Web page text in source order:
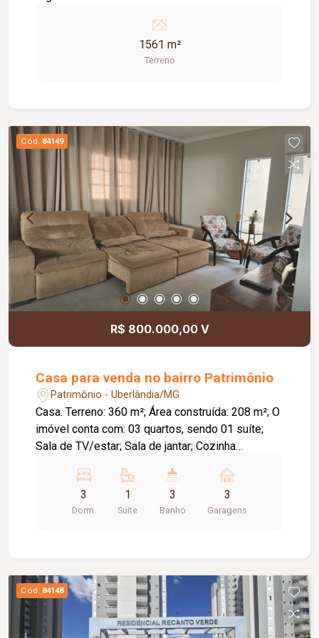
1561 m²
Terreno
Cód. 84149
R$ 800.000,00 V
Casa para venda no bairro Patrimônio
Patrimônio - Uberlândia/MG
Casa. Terreno: 360 m²; Área construída: 208 m²; O
imóvel conta com: 03 quartos, sendo 01 suíte;
Sala de TV/estar; Sala de jantar; Cozinha
externo; 03 vagas de garagem; Diferenciais:
Sistema de segurança com cerca elétrica,
concertina e câmeras.
3
Dorm.
1
Suite
3
Banho
3
Garagens
Cód. 84148